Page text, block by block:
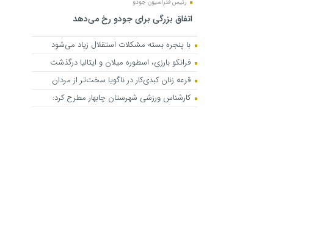
رئیس فدراسیون جودو
اتفاق بزرگی برای جودو رخ می‌دهد
با پنجره بسته مشکلات استقلال زیاد می‌شود
فرانکو بارزی، اسطوره میلان و ایتالیا درگذشت
قرعه زنان کبدی‌کار در ناگویا سخت‌تر از مردان
کارشناس ورزشی شهرستان چابهار مطرح کرد: